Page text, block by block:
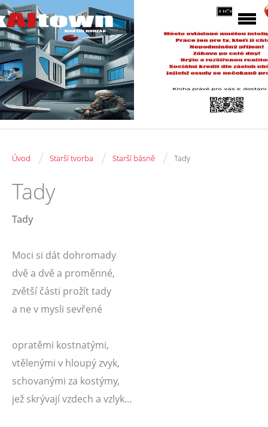
Úvod / Starší tvorba / Starší básně / Tady
Tady
Tady
Moci si dát dohromady
dvě a dvě a proměnné,
zvětší části prožít tady
a ne v mysli sevřené
opratěmi kostnatými,
vtělenými v hloupý zvyk,
schovanými za kostýmy,
jež skrývají vzdech a vzlyk…